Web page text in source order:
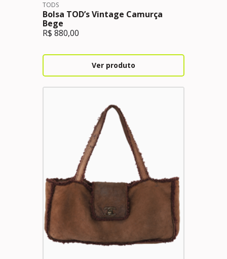
TODS
Bolsa TOD’s Vintage Camurça
Bege
R$ 880,00
Ver produto